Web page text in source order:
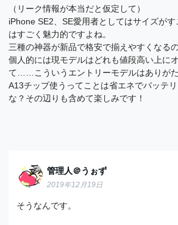
（リーク情報が本当だと仮定して）
iPhone SE2、SE愛用者としてはサイズが
はすごく魅力的ですよね。
三種の神器が新品で格安で揃えやすくなる
個人的には現モデルはどれも値段高い上に
て……こういうエントリーモデルはありがた
A13チップ使うってことは省エネでバッテ
な？その辺りも含めて楽しみです！
管理人＠うぉず
2019年12月19日
そうなんです。